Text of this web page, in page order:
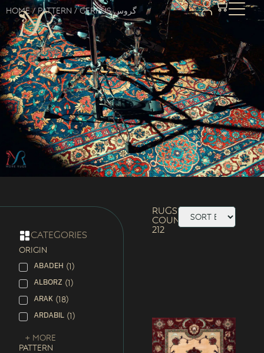
Home / Pattern / Gerrûs گروس
categories
ORIGIN
ABADEH (1)
ALBORZ (1)
ARAK (18)
ARDABIL (1)
+ More
PATTERN
Rugs
Count:
212